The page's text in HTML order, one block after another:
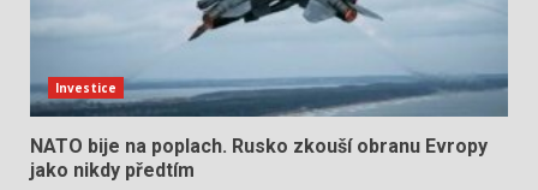
Investice
NATO bije na poplach. Rusko zkouší obranu Evropy
jako nikdy předtím